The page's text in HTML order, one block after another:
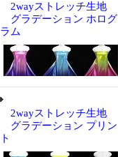
2wayストレッチ生地
グラデーション ホログ
ラム
2wayストレッチ生地
グラデーション プリン
ト